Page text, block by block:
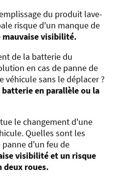
du produit lave-
risque d'un manque de
mauvaise visibilité.
de la batterie du
en cas de panne de
véhicule sans le déplacer ?
en parallèle ou la
le changement d'une
Quelles sont les
panne d'un feu de
visibilité et un risque
deux roues.